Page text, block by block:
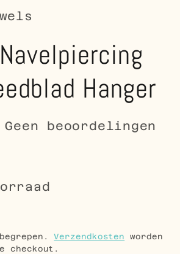
Hanger
Geen beoordelingen
Verzendkosten worden
checkout.